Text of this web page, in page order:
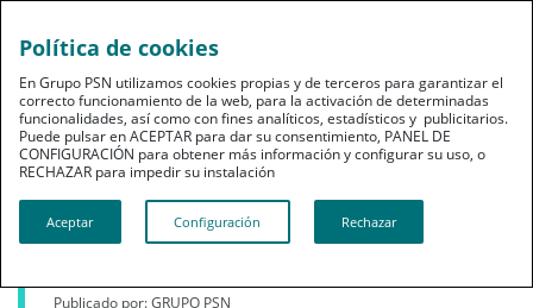
Ahorro
Apps para ahorrar
Publicado por: GRUPO PSN
Política de cookies
En Grupo PSN utilizamos cookies propias y de terceros para garantizar el
correcto funcionamiento de la web, para la activación de determinadas
funcionalidades, así como con fines analíticos, estadísticos y publicitarios.
Puede pulsar en ACEPTAR para dar su consentimiento, PANEL DE
CONFIGURACIÓN para obtener más información y configurar su uso, o
RECHAZAR para impedir su instalación​​​​​​​
Aceptar Configuración Rechazar